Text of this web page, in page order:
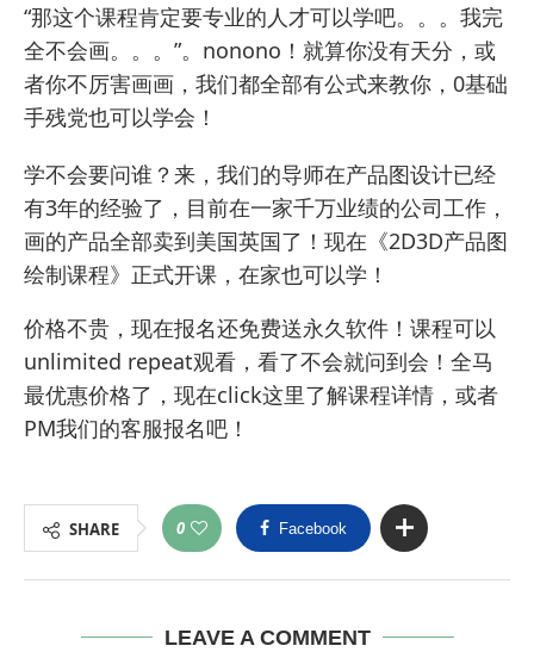
“那这个课程肯定要专业的人才可以学吧。。。我完
全不会画。。。”。nonono！就算你没有天分，或
者你不厉害画画，我们都全部有公式来教你，0基础
手残党也可以学会！
学不会要问谁？来，我们的导师在产品图设计已经
有3年的经验了，目前在一家千万业绩的公司工作，
画的产品全部卖到美国英国了！现在《2D3D产品图
绘制课程》正式开课，在家也可以学！
价格不贵，现在报名还免费送永久软件！课程可以
unlimited repeat观看，看了不会就问到会！全马
最优惠价格了，现在click这里了解课程详情 ，或者
PM我们的客服报名吧！
SHARE 0 Facebook
LEAVE A COMMENT